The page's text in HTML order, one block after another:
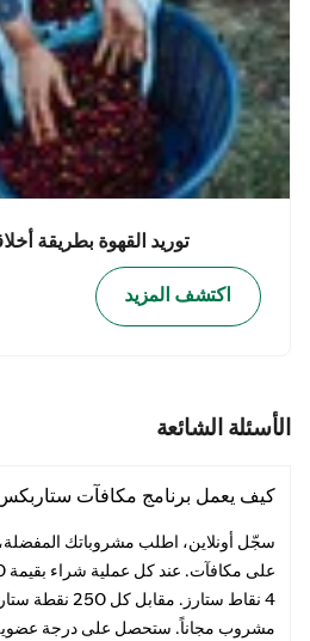
توريد القهوة بطريقة أخلاقية
اكتشف المزيد
الأسئلة الشائعة
كيف يعمل برنامج مكافآت
سجّل أونلاين، اطلب مشروباتك
4 نقاط ستارز.